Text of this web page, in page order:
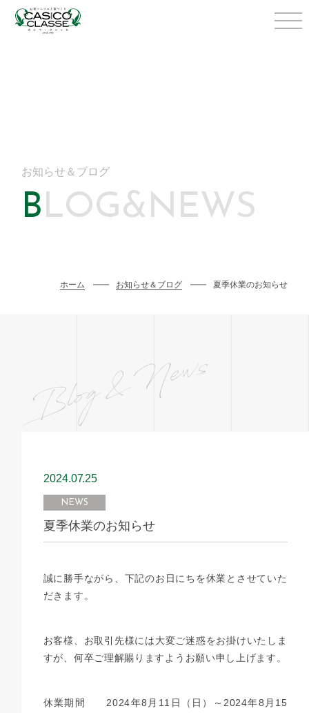
お知らせ＆ブログ
BLOG&NEWS
ホーム お知らせ＆ブログ 夏季休業のお知らせ
2024.0725
NEWS
夏季休業のお知らせ
誠に勝手ながら、下記のお日にちを休業とさせていた
だきます。
お客様、お取引先様には大変ご迷惑をお掛けいたしま
すが、何卒ご理解賜りますようお願い申し上げます。
休業期間 2024年8月11日（日）～2024年8月15